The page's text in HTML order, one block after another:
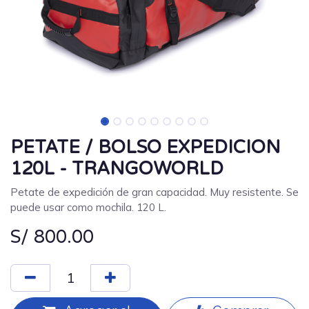
PETATE / BOLSO EXPEDICION
120L - TRANGOWORLD
Petate de expedición de gran capacidad. Muy resistente. Se
puede usar como mochila. 120 L.
S/ 800.00